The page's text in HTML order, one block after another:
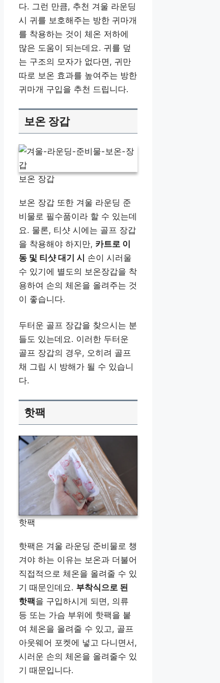
다. 그런 만큼, 추천 겨울 라운딩
시 귀를 보호해주는 방한 귀마개
를 착용하는 것이 체온 저하에
많은 도움이 되는데요. 귀를 덮
는 구조의 모자가 없다면, 귀만
따로 보온 효과를 높여주는 방한
귀마개 구입을 추천 드립니다.
보온 장갑
보온 장갑
보온 장갑 또한 겨울 라운딩 준
비물로 필수품이라 할 수 있는데
요. 물론, 티샷 시에는 골프 장갑
을 착용해야 하지만, 카트로 이
동 및 티샷 대기 시 손이 시러울
수 있기에 별도의 보온장갑을 착
용하여 손의 체온을 올려주는 것
이 좋습니다.
두터운 골프 장갑을 찾으시는 분
들도 있는데요. 이러한 두터운
골프 장갑의 경우, 오히려 골프
채 그립 시 방해가 될 수 있습니
다.
핫팩
핫팩
핫팩은 겨울 라운딩 준비물로 챙
겨야 하는 이유는 보온과 더불어
직접적으로 체온을 올려줄 수 있
기 때문인데요. 부착식으로 된
핫팩을 구입하시게 되면, 의류
등 또는 가슴 부위에 핫팩을 붙
여 체온을 올려줄 수 있고, 골프
아웃웨어 포켓에 넣고 다니면서,
시러운 손의 체온을 올려줄수 있
기 때문입니다.